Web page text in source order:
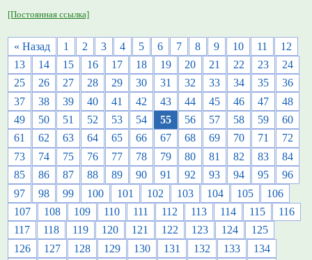
[Постоянная ссылка]
« Назад 1 2 3 4 5 6 7 8 9 10 11
12
13
14 15 16 17 18 19 20 21 22 23
24
25
26 27 28 29 30 31 32 33 34 35
36
37
38 39 40 41 42 43 44 45 46 47
48
49
50 51 52 53 54 55 56 57 58 59
60
61
62 63 64 65 66 67 68 69 70 71
72
73
74 75 76 77 78 79 80 81 82 83
84
85
86 87 88 89 90 91 92 93 94 95
96
97
98 99 100 101 102 103 104 105
106
107
108 109 110 111 112 113 114 115
116
117
118 119 120 121 122 123 124
125
126
127 128 129 130 131 132 133
134